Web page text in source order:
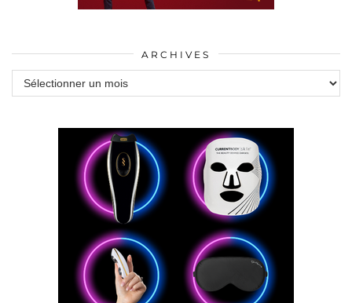
ARCHIVES
Archives